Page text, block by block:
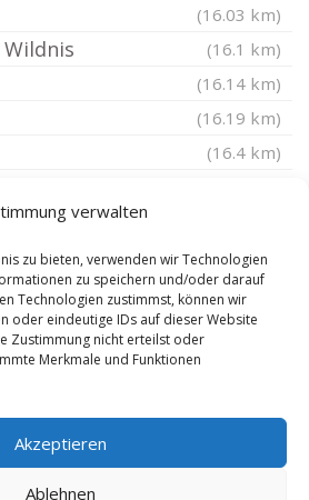
verwalten
zu bieten, verwenden wir Technologien
zu speichern und/oder darauf
Technologien zustimmst, können wir
oder eindeutige IDs auf dieser Website
Zustimmung nicht erteilst oder
Merkmale und Funktionen
Akzeptieren
Ablehnen
(16.03 km)
(16.1 km)
(16.14 km)
(16.19 km)
(16.4 km)
(16.54 km)
(16.58 km)
(16.64 km)
(16.67 km)